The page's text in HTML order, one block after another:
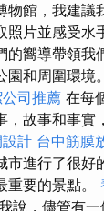
物館，我建議
照片並感受水
的嚮導帶領我
園和周圍環境
司推薦 在每
，故事和事實
設計 台中筋膜
市進行了很好
重要的景點。
說，儘管有